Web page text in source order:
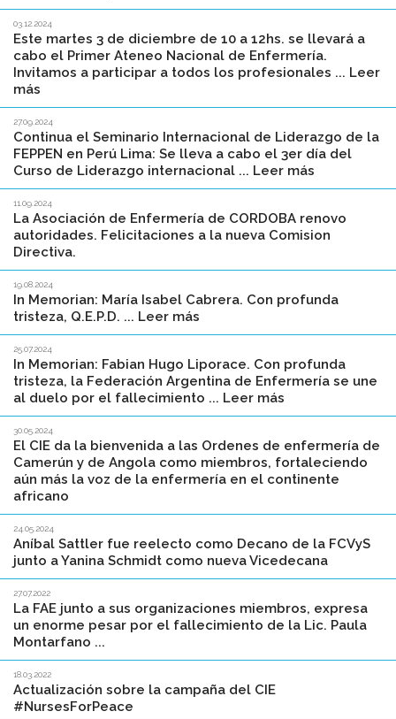
03.12.2024
Este martes 3 de diciembre de 10 a 12hs. se llevará a
cabo el Primer Ateneo Nacional de Enfermería.
Invitamos a participar a todos los profesionales ... Leer
más
27.09.2024
Continua el Seminario Internacional de Liderazgo de la
FEPPEN en Perú Lima: Se lleva a cabo el 3er día del
Curso de Liderazgo internacional ... Leer más
11.09.2024
La Asociación de Enfermería de CORDOBA renovo
autoridades. Felicitaciones a la nueva Comision
Directiva.
19.08.2024
In Memorian: María Isabel Cabrera. Con profunda
tristeza, Q.E.P.D. ... Leer más
25.07.2024
In Memorian: Fabian Hugo Liporace. Con profunda
tristeza, la Federación Argentina de Enfermería se une
al duelo por el fallecimiento ... Leer más
30.05.2024
El CIE da la bienvenida a las Ordenes de enfermería de
Camerún y de Angola como miembros, fortaleciendo
aún más la voz de la enfermería en el continente
africano
24.05.2024
Aníbal Sattler fue reelecto como Decano de la FCVyS
junto a Yanina Schmidt como nueva Vicedecana
27.07.2022
La FAE junto a sus organizaciones miembros, expresa
un enorme pesar por el fallecimiento de la Lic. Paula
Montarfano ...
18.03.2022
Actualización sobre la campaña del CIE
#NursesForPeace